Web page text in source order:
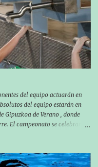
ya ha terminado la
quienes están en la recta final,
personales. BRNPWR!
del equipo actuarán en
del equipo estarán en
Gipuzkoa de Verano , donde
El campeonato se celebrará
otro grupo pequeño actuará
el XXIIIº memorial Leire